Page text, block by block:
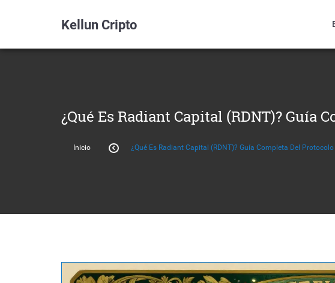
Kellun Cripto
¿Qué Es Radiant Capital (RDNT)? Guía
Inicio ¿Qué Es Radiant Capital (RDNT)? Guía Completa Del